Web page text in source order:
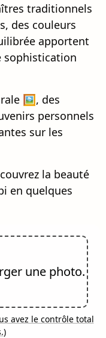
traditionnels
des couleurs
apportent
sophistication
🖼️, des
personnels
sur les
la beauté
en quelques
une photo.
avez le contrôle total
)